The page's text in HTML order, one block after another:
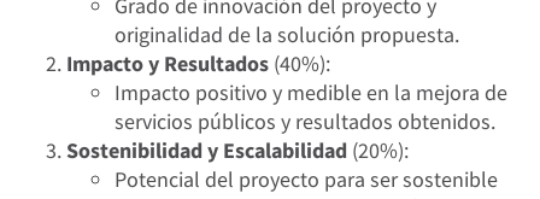
originalidad de la solución propuesta.
Impacto y Resultados (40%):
Impacto positivo y medible en la mejora de
servicios públicos y resultados obtenidos.
Sostenibilidad y Escalabilidad (20%):
Potencial del proyecto para ser sostenible